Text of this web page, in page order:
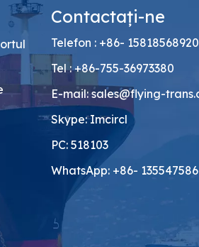
Contactaţi-ne
Telefon : +86- 15818568920
Tel : +86-755-36973380
E-mail: sales@flying-
Skype: Imcircl
PC: 518103
WhatsApp: +86-